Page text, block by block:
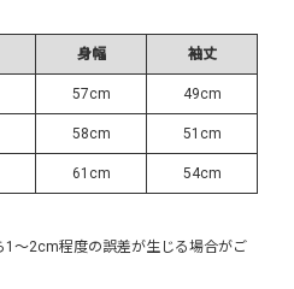
身幅 袖丈
57cm 49cm
58cm 51cm
61cm 54cm
～2cm程度の誤差が生じる場合がご